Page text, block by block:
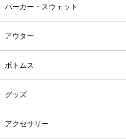
パーカー・スウェット
アウター
ボトムス
グッズ
アクセサリー